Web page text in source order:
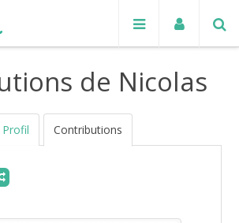
de Nicolas
Profil Contributions